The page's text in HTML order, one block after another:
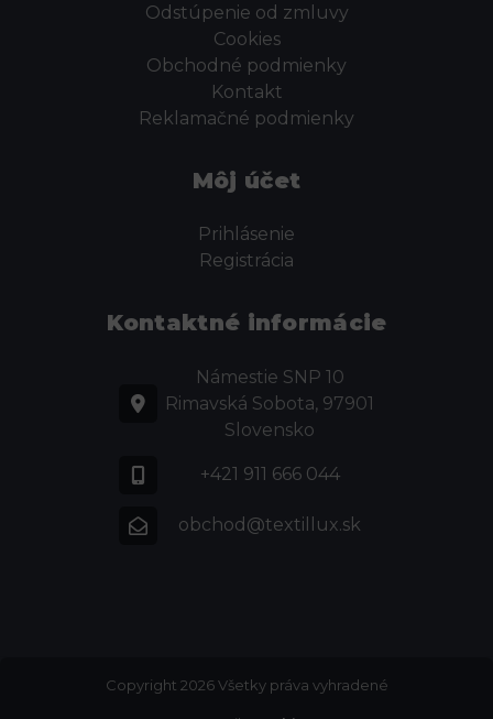
Odstúpenie od zmluvy
Cookies
Obchodné podmienky
Kontakt
Reklamačné podmienky
Môj účet
Prihlásenie
Registrácia
Kontaktné informácie
Námestie SNP 10
Rimavská Sobota, 97901
Slovensko
+421 911 666 044
obchod@textillux.sk
Copyright 2026 Všetky práva vyhradené